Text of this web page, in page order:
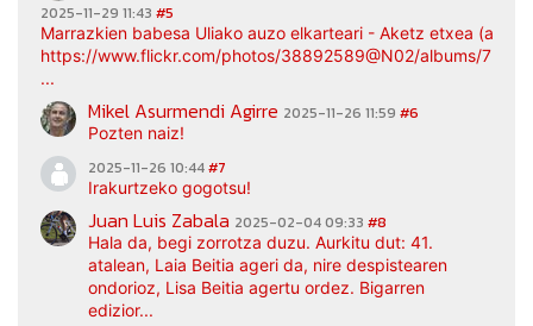
2025-11-29 11:43 #5
Marrazkien babesa Uliako auzo elkarteari - Aketz etxea
https://www.flickr.com/photos/38892589@N02/albums/
...
Mikel Asurmendi Agirre 2025-11-26 11:59 #6
Pozten naiz!
2025-11-26 10:44#7
Irakurtzeko gogotsu!
Juan Luis Zabala 2025-02-04 09:33 #8
Hala da, begi zorrotza duzu. Aurkitu dut: 41.
atalean, Laia Beitia ageri da, nire despistearen
ondorioz, Lisa Beitia agertu ordez. Bigarren
edizior...